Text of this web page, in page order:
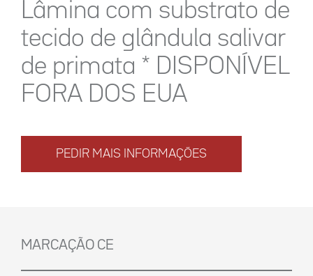
Lâmina com substrato de
tecido de glândula salivar
de primata * DISPONÍVEL
FORA DOS EUA
PEDIR MAIS INFORMAÇÕES
MARCAÇÃO CE